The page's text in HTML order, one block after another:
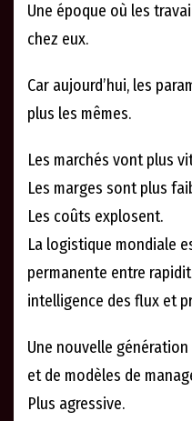
Une époque où les
chez eux.
Car aujourd’hui, les
plus les mêmes.
Les marchés vont plus
Les marges sont plus
Les coûts explosent.
La logistique mondiale
permanente entre
intelligence des flux et
Une nouvelle
et de modèles de
Plus agressive.